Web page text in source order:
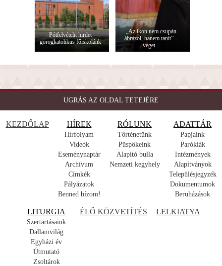
Pótfelvételit hirdet
görögkatolikus főiskolánk
„Az ikon nem csupán
ábrázol, hanem tanít” –
véget...
UGRÁS AZ OLDAL TETEJÉRE
KEZDŐLAP HÍREK
Hírfolyam
Videók
Eseménynaptár
Archívum
Címkék
Pályázatok
Benned bízom!
RÓLUNK
Történetünk
Püspökeink
Alapító bulla
Nemzeti kegyhely
ADATTÁR
Papjaink
Parókiák
Intézmények
Alapítványok
Településjegyzék
Dokumentumok
Beruházások
LITURGIA
Szertartásaink
Dallamvilág
Egyházi év
Útmutató
Zsoltárok
ÉLŐ KÖZVETÍTÉS LELKIATYA